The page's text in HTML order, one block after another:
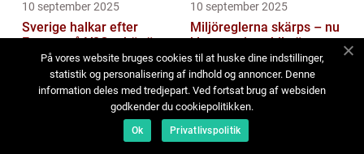
10 september 2025
Sverige halkar efter
Europa på V2G – här är
hindren
10 september 2025
Miljöreglerna skärps – nu
klassas vissa biltvättar
som miljöfarlig
verksamhet
På vores website bruges cookies til at huske dine indstillinger,
statistik og personalisering af indhold og annoncer. Denne
information deles med tredjepart. Ved fortsat brug af websiden
godkender du cookiepolitikken.
Ok Privatlivspolitik